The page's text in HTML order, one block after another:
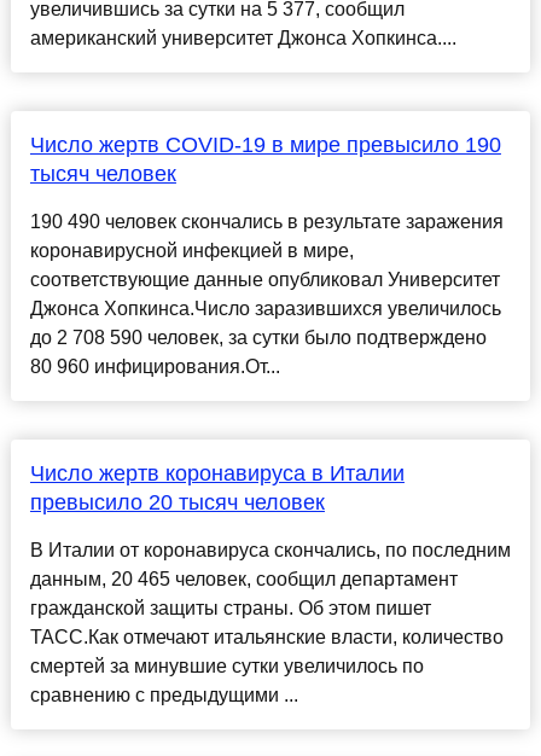
увеличившись за сутки на 5 377, сообщил
американский университет Джонса Хопкинса....
Число жертв COVID-19 в мире превысило 190
тысяч человек
190 490 человек скончались в результате заражения
коронавирусной инфекцией в мире,
соответствующие данные опубликовал Университет
Джонса Хопкинса.Число заразившихся увеличилось
до 2 708 590 человек, за сутки было подтверждено
80 960 инфицирования.От...
Число жертв коронавируса в Италии
превысило 20 тысяч человек
В Италии от коронавируса скончались, по последним
данным, 20 465 человек, сообщил департамент
гражданской защиты страны. Об этом пишет
ТАСС.Как отмечают итальянские власти, количество
смертей за минувшие сутки увеличилось по
сравнению с предыдущими ...